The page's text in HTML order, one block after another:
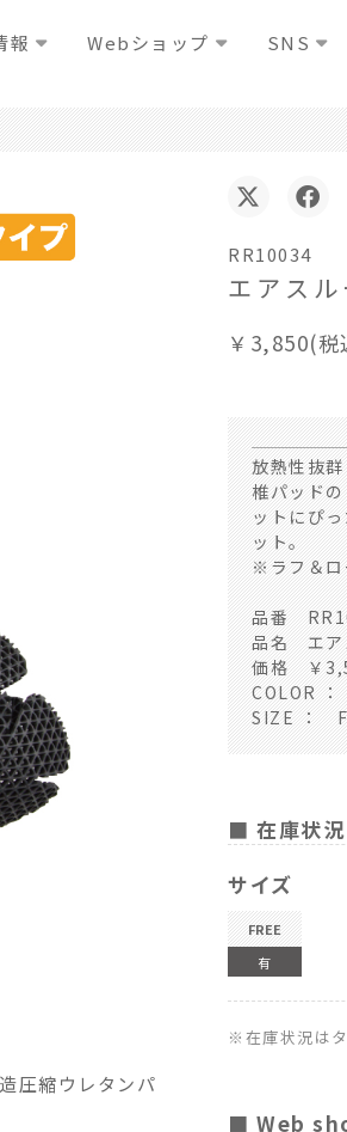
報 Webショップ SNS
RR10034
エアス
￥3,850(税
放熱性抜
椎パッド
ットにぴ
ット。
※ラフ＆ロ
品番
品名 エア
価格 ￥
COLOR
SIZE ：
■ 在庫状況
サイズ
FREE
有
※在庫状況は
■ Web
圧縮ウレタンパ